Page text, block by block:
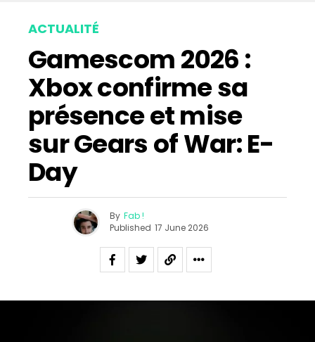
ACTUALITÉ
Gamescom 2026 :
Xbox confirme sa
présence et mise
sur Gears of War: E-
Day
By Fab !
Published 17 June 2026